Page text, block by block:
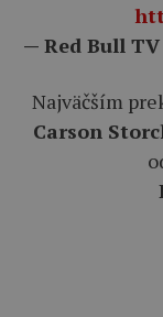
— Red Bull
Najväčším
Carson